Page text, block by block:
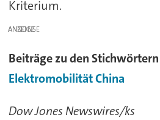
Kriterium.
ANZEIGE
Beiträge zu den Stichwörtern
ElektromobilitätChina
Dow Jones Newswires/ks